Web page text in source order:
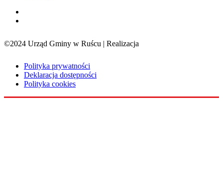
©2024 Urząd Gminy w Ruścu | Realizacja
Polityka prywatności
Deklaracja dostępności
Polityka cookies